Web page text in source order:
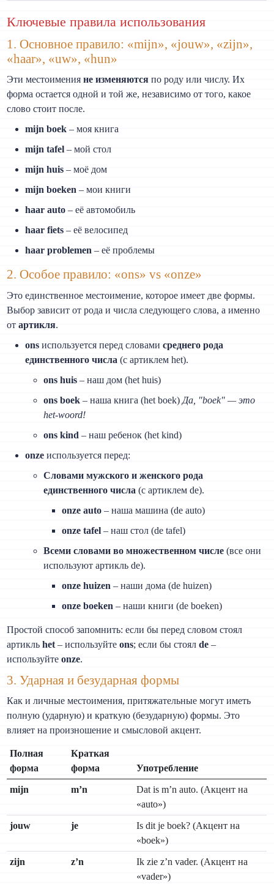
Ключевые правила использования
1. Основное правило: «mijn», «jouw», «zijn»,
«haar», «uw», «hun»
Эти местоименияне изменяются по роду или числу. Их
форма остается одной и той же, независимо от того, какое
слово стоит после.
mijn boek – моя книга
mijn tafel – мой стол
mijn huis – моё дом
mijn boeken – мои книги
haar auto – её автомобиль
haar fiets – её велосипед
haar problemen – её проблемы
2. Особое правило: «ons» vs «onze»
Это единственное местоимение, которое имеет две формы.
Выбор зависит от рода и числа следующего слова, а именно
отартикля.
ons используется перед словамисреднего рода
единственного числа (с артиклем het).
ons huis – наш дом (het huis)
ons boek – наша книга (het boek) Да, "boek" — это
het-woord!
ons kind – наш ребенок (het kind)
onze используется перед:
Словами мужского и женского рода
единственного числа (с артиклем de).
onze auto – наша машина (de auto)
onze tafel – наш стол (de tafel)
Всеми словами во множественном числе (все они
используют артикль de).
onze huizen – наши дома (de huizen)
onze boeken – наши книги (de boeken)
Простой способ запомнить: если бы перед словом стоял
артикльhet – используйтеons; если бы стоялde –
используйтеonze.
3. Ударная и безударная формы
Как и личные местоимения, притяжательные могут иметь
полную (ударную) и краткую (безударную) формы. Это
влияет на произношение и смысловой акцент.
Полная
форма
Краткая
форма
Употребление
mijn m’n
Dat is m’n auto. (Акцент на
«auto»)
jouw je
Is dit je boek? (Акцент на
«boek»)
zijn z’n
Ik zie z’n vader. (Акцент на
«vader»)